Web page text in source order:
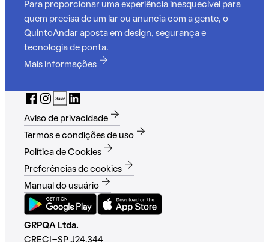
Para proporcionar uma experiência inesquecível para
quem precisa de um lar ou anuncia com a gente, o
QuintoAndar aposta em design, segurança e
tecnologia de ponta.
Mais informações
Aviso de privacidade
Termos e condições de uso
Política de Cookies
Preferências de cookies
Manual do usuário
GRPQA Ltda.